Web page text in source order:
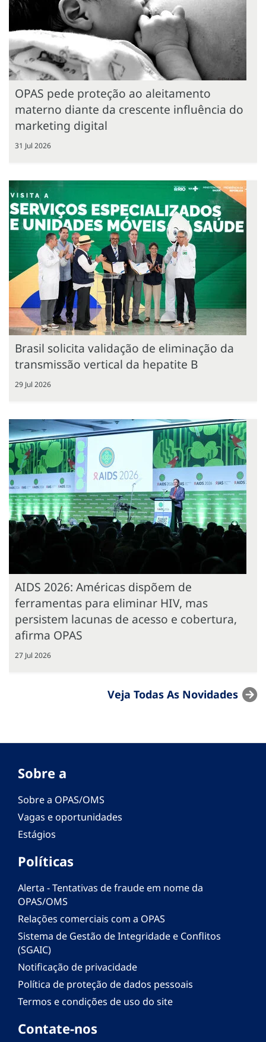
OPAS pede proteção ao aleitamento
materno diante da crescente influência do
marketing digital
31 Jul 2026
Brasil solicita validação de eliminação da
transmissão vertical da hepatite B
29 Jul 2026
AIDS 2026: Américas dispõem de
ferramentas para eliminar HIV, mas
persistem lacunas de acesso e cobertura,
afirma OPAS
27 Jul 2026
Veja Todas As Novidades
Sobre a
Sobre a OPAS/OMS
Vagas e oportunidades
Estágios
Políticas
Alerta - Tentativas de fraude em nome da
OPAS/OMS
Relações comerciais com a OPAS
Sistema de Gestão de Integridade e Conflitos
(SGAIC)
Notificação de privacidade
Política de proteção de dados pessoais
Termos e condições de uso do site
Contate-nos